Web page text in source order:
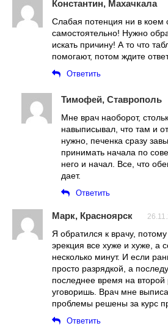
Константин, Махачкала
Слабая потенция ни в коем
самостоятельно! Нужно
искать причину! А то что
помогают, потом ждите
Ответить
Тимофей, Ставрополь
Мне врач наоборот,
навыписывал, что там и
нужно, печенка сразу
принимать начала по
него и начал. Все, что
дает.
Ответить
Марк, Красноярск
Я обратился к врачу,
эрекция все хуже и хуже, а
несколько минут. И если
просто разрядкой, а
последнее время на второй
уговоришь. Врач мне
проблемы решены за курс
Ответить